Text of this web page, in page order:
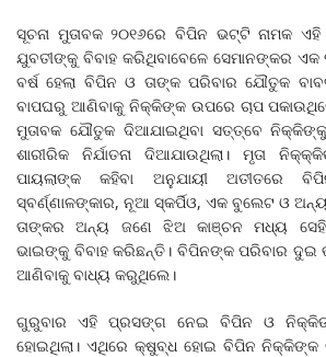
ସୂଚନା ମୁତାବକ ୨୦୧୬ରେ ବିପିନ ଭଟ୍ଟି ନାମକ
ଯୁବତୀଙ୍କୁ ବିବାହ କରିଥିବାବେଳେ ସେମାନଙ୍କର ଏକ
ବର୍ଷ ହେଲା ବିପିନ ଓ ତାଙ୍କ ପରିବାର ଯୌତୁକ
ବାପଘରୁ ଆଣିବାକୁ ନିକ୍କିଙ୍କ ଉପରେ ଚାପ
ମୁତାବକ ଯୌତୁକ ଦିଆଯାଇଥିବା ସତ୍ତ୍ବେ
ଶାରୀରିକ ନିର୍ଯାତନା ଦିଆଯାଉଥିଲା। ମୃତା
ପାୟଲାଙ୍କ କହିବା ଅନୁଯାୟୀ ଅତୀତରେ
ସ୍ବର୍ଣ୍ଣାଳଙ୍କାର, ନୂଆ ସ୍କର୍ପିଓ, ଏକ ବୁଲେଟ ଓ
ତାଙ୍କର ଅନ୍ୟ ଜଣେ ଝିଅ କାଞ୍ଚନ ମଧ୍ୟ
ଭାଇଙ୍କୁ ବିବାହ କରିଛନ୍ତି। ବିପିନଙ୍କ ପରିବାର
ଆଣିବାକୁ ବାଧ୍ୟ କରୁଥିଲେ।
ଗୁରୁବାର ଏହି ପ୍ରସଙ୍ଗ ନେଇ ବିପିନ ଓ
ହୋଇଥିଲା। ଏଥିରେ କ୍ଷୁବ୍ଧ ହୋଇ ବିପିନ ନିକ୍କିଙ୍କ